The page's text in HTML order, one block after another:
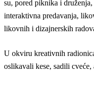
su, pored piknika i
interaktivna predavanja,
likovnih i dizajnerskih
U okviru kreativnih
oslikavali kese, sadili